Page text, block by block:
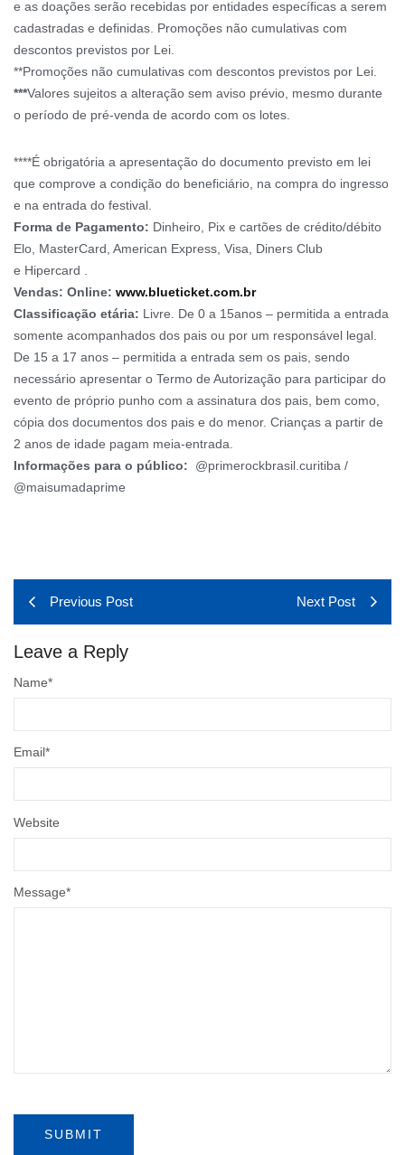
e as doações serão recebidas por entidades específicas a serem
cadastradas e definidas. Promoções não cumulativas com
descontos previstos por Lei.
**Promoções não cumulativas com descontos previstos por Lei.
***Valores sujeitos a alteração sem aviso prévio, mesmo durante
o período de pré-venda de acordo com os lotes.
****É obrigatória a apresentação do documento previsto em lei
que comprove a condição do beneficiário, na compra do ingresso
e na entrada do festival.
Forma de Pagamento: Dinheiro, Pix e cartões de crédito/débito
Elo, MasterCard, American Express, Visa, Diners Club
e Hipercard .
Vendas: Online: www.blueticket.com.br
Classificação etária: Livre. De 0 a 15anos – permitida a entrada
somente acompanhados dos pais ou por um responsável legal.
De 15 a 17 anos – permitida a entrada sem os pais, sendo
necessário apresentar o Termo de Autorização para participar do
evento de próprio punho com a assinatura dos pais, bem como,
cópia dos documentos dos pais e do menor. Crianças a partir de
2 anos de idade pagam meia-entrada.
Informações para o público: @primerockbrasil.curitiba /
@maisumadaprime
Previous Post Next Post
Leave a Reply
Message*
Name*
Email*
Website